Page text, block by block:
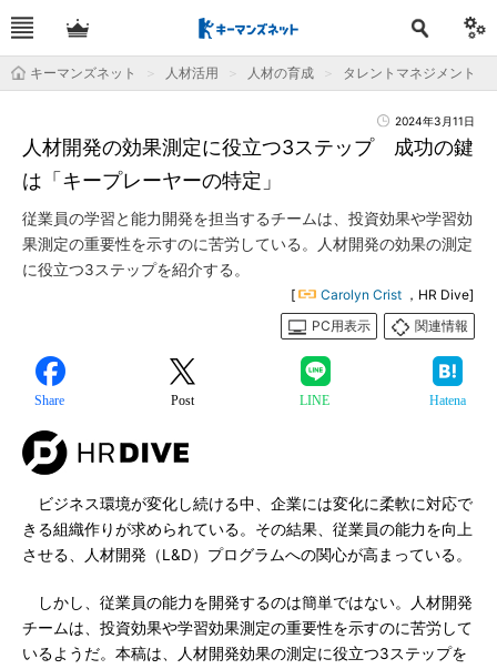
キーマンズネット 人材活用 人材の育成 タレントマネジメント
2024年3月11日
人材開発の効果測定に役立つ3ステップ 成功の鍵
は「キープレーヤーの特定」
従業員の学習と能力開発を担当するチームは、投資効果や学習効
果測定の重要性を示すのに苦労している。人材開発の効果の測定
に役立つ3ステップを紹介する。
[ Carolyn Crist ，HR Dive]
PC用表示
関連情報
Share Post LINE Hatena
ビジネス環境が変化し続ける中、企業には変化に柔軟に対応で
きる組織作りが求められている。その結果、従業員の能力を向上
させる、人材開発（L&D）プログラムへの関心が高まっている。
しかし、従業員の能力を開発するのは簡単ではない。人材開発
チームは、投資効果や学習効果測定の重要性を示すのに苦労して
いるようだ。本稿は、人材開発効果の測定に役立つ3ステップを